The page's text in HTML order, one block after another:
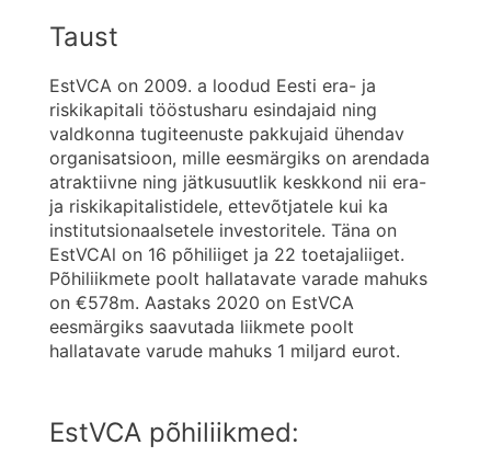
Taust
EstVCA on 2009. a loodud Eesti era- ja
riskikapitali tööstusharu esindajaid ning
valdkonna tugiteenuste pakkujaid ühendav
organisatsioon, mille eesmärgiks on arendada
atraktiivne ning jätkusuutlik keskkond nii era-
ja riskikapitalistidele, ettevõtjatele kui ka
institutsionaalsetele investoritele. Täna on
EstVCAl on 16 põhiliiget ja 22 toetajaliiget.
Põhiliikmete poolt hallatavate varade mahuks
on €578m. Aastaks 2020 on EstVCA
eesmärgiks saavutada liikmete poolt
hallatavate varude mahuks 1 miljard eurot.
EstVCA põhiliikmed: